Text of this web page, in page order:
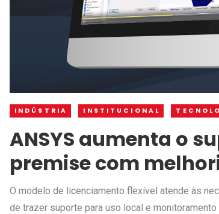
INDÚSTRIA INSTITUCIONAL
ANSYS aumenta o
premise com
O modelo de licenciamento flexível atende às
de trazer suporte para uso local e monitoramento